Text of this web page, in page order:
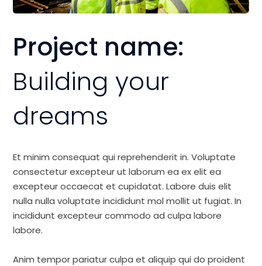
Project name:
Building your
dreams
Et minim consequat qui reprehenderit in. Voluptate
consectetur excepteur ut laborum ea ex elit ea
excepteur occaecat et cupidatat. Labore duis elit
nulla nulla voluptate incididunt mol mollit ut fugiat. In
incididunt excepteur commodo ad culpa labore
labore.
Anim tempor pariatur culpa et aliquip qui do proident